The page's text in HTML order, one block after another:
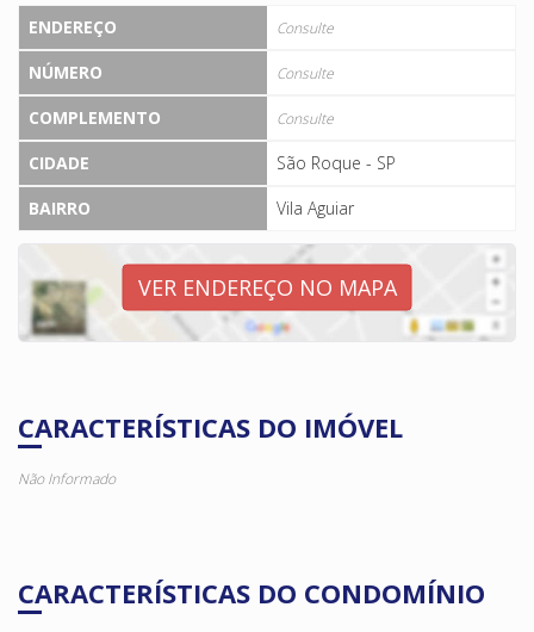
ENDEREÇO Consulte
NÚMERO Consulte
COMPLEMENTO Consulte
CIDADE
São Roque - SP
BAIRRO
Vila Aguiar
VER ENDEREÇO NO MAPA
CARACTERÍSTICAS DO IMÓVEL
Não Informado
CARACTERÍSTICAS DO CONDOMÍNIO